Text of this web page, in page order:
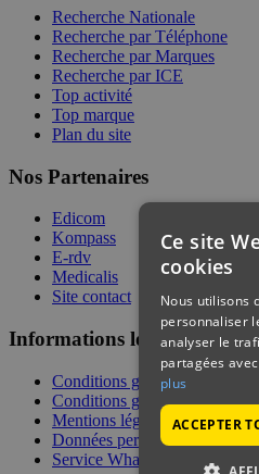
Recherche Nationale
Recherche par Téléphone
Recherche par Marques
Recherche par ICE
Top activité
Top marque
Plan du site
Nos Partenaires
Edicom
Kompass
E-rdv
Medicalis
Site contact
Informations légales
Conditions générales de
Conditions générales de vente
Mentions légales
Données personnelles
Service WhatsApp
Ce site
cookies
Nous utilisons
personnaliser
analyser le
partagées
plus
ACCEPTER